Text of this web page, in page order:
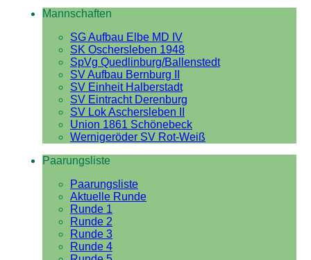
Mannschaften
SG Aufbau Elbe MD IV
SK Oschersleben 1948
SpVg Quedlinburg/Ballenstedt
SV Aufbau Bernburg II
SV Einheit Halberstadt
SV Eintracht Derenburg
SV Lok Aschersleben II
Union 1861 Schönebeck
Wernigeröder SV Rot-Weiß
Paarungsliste
Paarungsliste
Aktuelle Runde
Runde 1
Runde 2
Runde 3
Runde 4